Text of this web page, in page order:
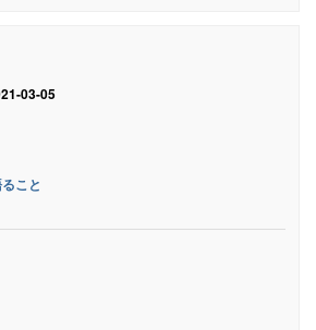
03-05
こと